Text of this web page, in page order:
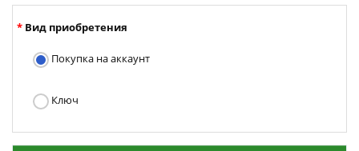
Вид приобретения
Покупка на аккаунт
Ключ